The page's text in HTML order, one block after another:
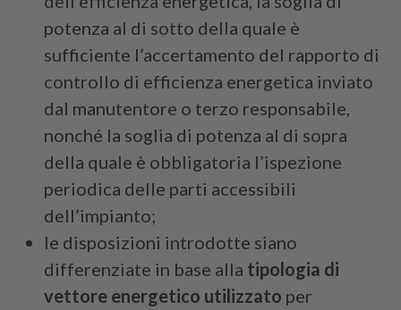
potenza al di sotto della quale è
sufficiente l’accertamento del rapporto di
controllo di efficienza energetica inviato
dal manutentore o terzo responsabile,
nonché la soglia di potenza al di sopra
della quale è obbligatoria l’ispezione
periodica delle parti accessibili
dell’impianto;
le disposizioni introdotte siano
differenziate in base alla tipologia di
vettore energetico utilizzato per